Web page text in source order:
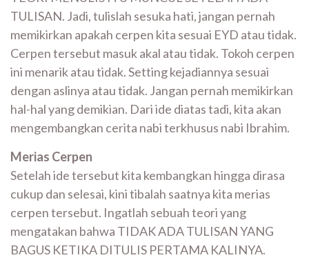
TULISAN. Jadi, tulislah sesuka hati, jangan pernah
memikirkan apakah cerpen kita sesuai EYD atau tidak.
Cerpen tersebut masuk akal atau tidak. Tokoh cerpen
ini menarik atau tidak. Setting kejadiannya sesuai
dengan aslinya atau tidak. Jangan pernah memikirkan
hal-hal yang demikian. Dari ide diatas tadi, kita akan
mengembangkan cerita nabi terkhusus nabi Ibrahim.
Merias Cerpen
Setelah ide tersebut kita kembangkan hingga dirasa
cukup dan selesai, kini tibalah saatnya kita merias
cerpen tersebut. Ingatlah sebuah teori yang
mengatakan bahwa TIDAK ADA TULISAN YANG
BAGUS KETIKA DITULIS PERTAMA KALINYA.